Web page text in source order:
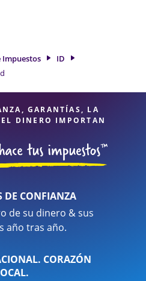
de impuestos en Nampa,
Hewitt en 1100 Garrity Blvd es
expertos profesionales
y diversidad de servicios
Impuestos
ID
GARANTÍAS, LA
DINERO IMPORTAN
DE CONFIANZA
de su dinero & sus
año tras año.
CORAZÓN